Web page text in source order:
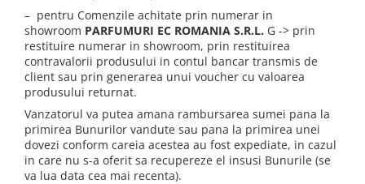
– pentru Comenzile achitate prin numerar in
showroom PARFUMURI EC ROMANIA S.R.L. G -> prin
restituire numerar in showroom, prin restituirea
contravalorii produsului in contul bancar transmis de
client sau prin generarea unui voucher cu valoarea
produsului returnat.
Vanzatorul va putea amana rambursarea sumei pana la
primirea Bunurilor vandute sau pana la primirea unei
dovezi conform careia acestea au fost expediate, in cazul
in care nu s-a oferit sa recupereze el insusi Bunurile (se
va lua data cea mai recenta).